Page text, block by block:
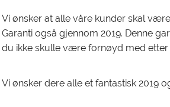
Vi ønsker at alle våre kunder skal
Garanti også gjennom 2019. Denne
du ikke skulle være fornøyd med etter
Vi ønsker dere alle et fantastisk 2019